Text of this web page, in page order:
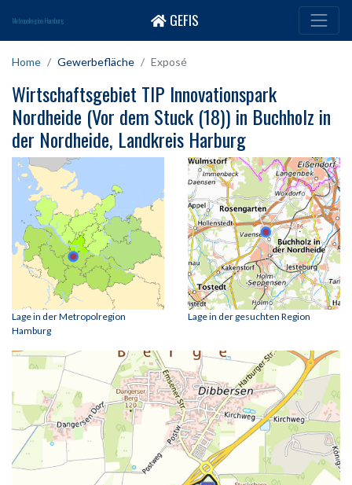
Metropolregion Hamburg GEFIS
Home Gewerbefläche Exposé
Wirtschaftsgebiet TIP Innovationspark
Nordheide (Vor dem Stuck (18)) in Buchholz in
der Nordheide, Landkreis Harburg
Lage in der Metropolregion
Hamburg
Lage in der gesuchten Region